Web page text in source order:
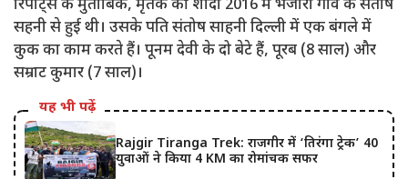
रिपोर्ट्स के मुताबिक, मृतक की शादी 2016 में भजोरा गांव के संतोष
सहनी से हुई थी। उसके पति संतोष साहनी दिल्ली में एक बंगले में
कुक का काम करते हैं। पूनम देवी के दो बेटे हैं, पूरब (8 साल) और
सम्राट कुमार (7 साल)।
यह भी पढ़ें
Rajgir Tiranga Trek: राजगीर में ‘तिरंगा ट्रेक’ 40
युवाओं ने किया 4 KM का रोमांचक सफर